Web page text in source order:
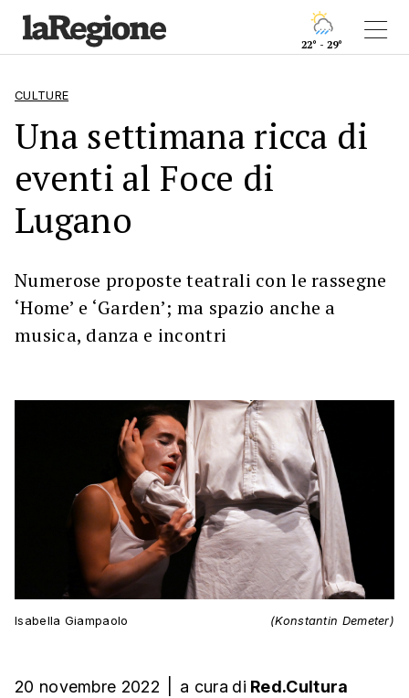
22° - 29°
CULTURE
Una settimana ricca di
eventi al Foce di
Lugano
Numerose proposte teatrali con le rassegne
‘Home’ e ‘Garden’; ma spazio anche a
musica, danza e incontri
Isabella Giampaolo (Konstantin Demeter)
20 novembre 2022 a cura di Red.Cultura